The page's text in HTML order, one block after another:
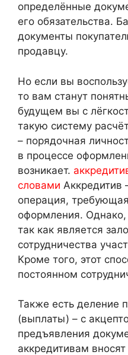
определённые
его обязательства.
документы
продавцу.
Но если вы
то вам станут
будущем вы с
такую систему
– порядочная
в процессе
возникает.
словами Аккредитив
операция,
оформления. Однако,
так как является
сотрудничества
Кроме того, этот
постоянном
Также есть деление
(выплаты) – с
предъявления
аккредитивам